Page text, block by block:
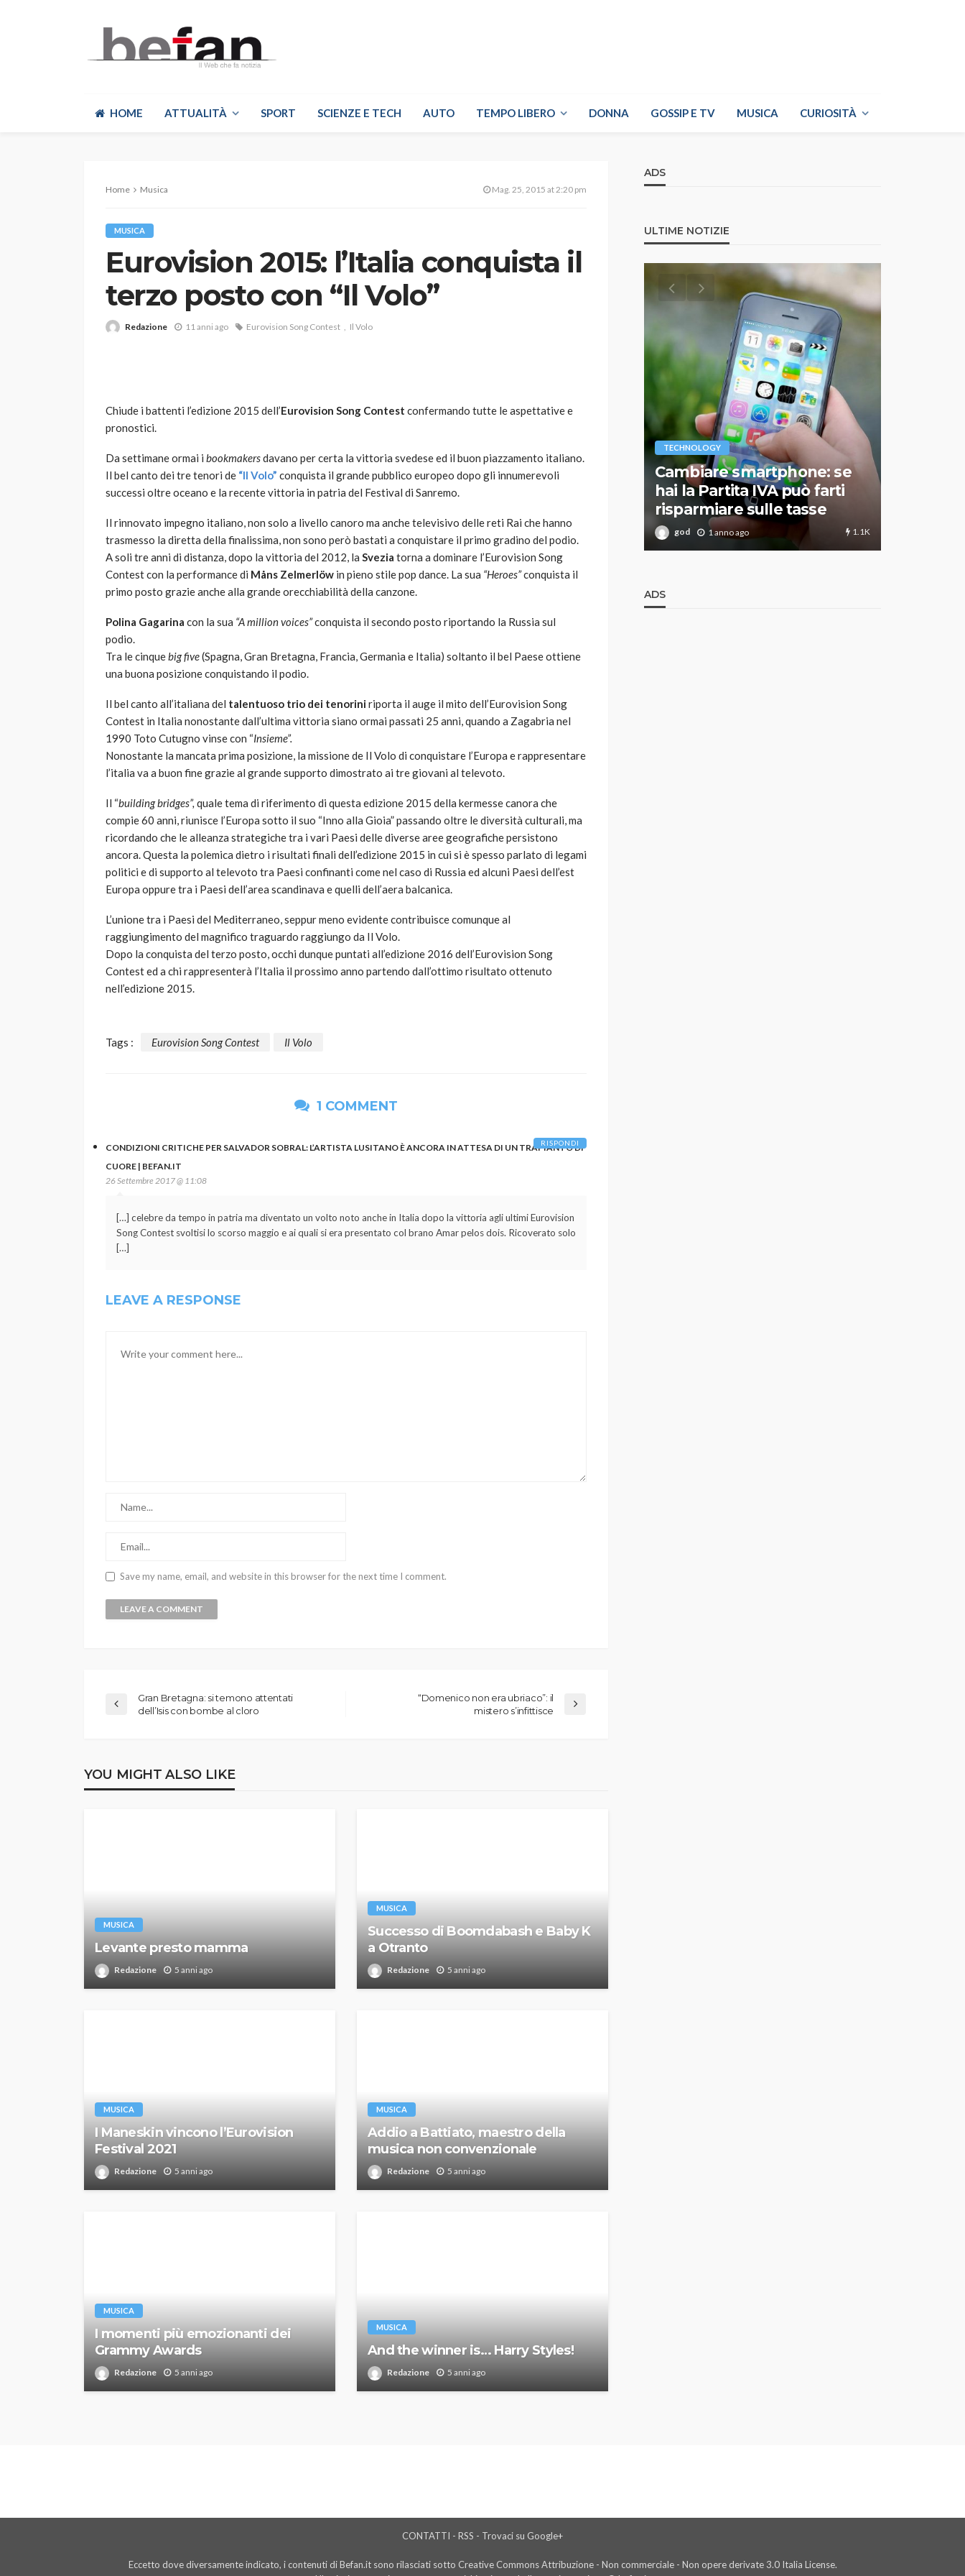
HOME ATTUALITÀ SPORT SCIENZE E TECH AUTO TEMPO LIBERO DONNA GOSSIP E TV MUSICA CURIOSITÀ
Home Musica Mag. 25, 2015 at 2:20 pm
MUSICA
Eurovision 2015: l’Italia conquista il
terzo posto con “Il Volo”
Redazione 11 anni ago Eurovision Song Contest Il Volo
Chiude i battenti l’edizione 2015 dell’Eurovision Song Contest confermando tutte le aspettative e
pronostici.
Da settimane ormai i bookmakersdavano per certa la vittoria svedese ed il buon piazzamento italiano.
Il bel canto dei tre tenori de “Il Volo” conquista il grande pubblico europeo dopo gli innumerevoli
successi oltre oceano e la recente vittoria in patria del Festival di Sanremo.
Il rinnovato impegno italiano, non solo a livello canoro ma anche televisivo delle reti Rai che hanno
trasmesso la diretta della finalissima, non sono però bastati a conquistare il primo gradino del podio.
A soli tre anni di distanza, dopo la vittoria del 2012, la Svezia torna a dominare l’Eurovision Song
Contest con la performance di Måns Zelmerlöw in pieno stile pop dance. La sua “Heroes”conquista il
primo posto grazie anche alla grande orecchiabilità della canzone.
Polina Gagarina con la sua “A million voices”conquista il secondo posto riportando la Russia sul
podio.
Tra le cinquebig five(Spagna, Gran Bretagna, Francia, Germania e Italia) soltanto il bel Paese ottiene
una buona posizione conquistando il podio.
Il bel canto all’italiana del talentuoso trio dei tenoriniriporta il auge il mito dell’Eurovision Song
Contest in Italia nonostante dall’ultima vittoria siano ormai passati 25 anni, quando a Zagabria nel
1990 Toto Cutugno vinse con “Insieme”.
Nonostante la mancata prima posizione, la missione de Il Volo di conquistare l’Europa e rappresentare
l’italia va a buon fine grazie al grande supporto dimostrato ai tre giovani al televoto.
Il “building bridges”, quale tema di riferimento di questa edizione 2015 della kermesse canora che
compie 60 anni, riunisce l’Europa sotto il suo “Inno alla Gioia” passando oltre le diversità culturali, ma
ricordando che le alleanza strategiche tra i vari Paesi delle diverse aree geografiche persistono
ancora. Questa la polemica dietro i risultati finali dell’edizione 2015 in cui si è spesso parlato di legami
politici e di supporto al televoto tra Paesi confinanti come nel caso di Russia ed alcuni Paesi dell’est
Europa oppure tra i Paesi dell’area scandinava e quelli dell’aera balcanica.
L’unione tra i Paesi del Mediterraneo, seppur meno evidente contribuisce comunque al
raggiungimento del magnifico traguardo raggiungo da Il Volo.
Dopo la conquista del terzo posto, occhi dunque puntati all’edizione 2016 dell’Eurovision Song
Contest ed a chi rappresenterà l’Italia il prossimo anno partendo dall’ottimo risultato ottenuto
nell’edizione 2015.
Tags : Eurovision Song Contest Il Volo
1 COMMENT
CONDIZIONI CRITICHE PER SALVADOR SOBRAL: L’ARTISTA LUSITANO È ANCORA IN ATTESA DI UN TRAPIANTO DI
CUORE | BEFAN.IT
26 Settembre 2017 @ 11:08
[…] celebre da tempo in patria ma diventato un volto noto anche in Italia dopo la vittoria agli ultimi Eurovision
Song Contest svoltisi lo scorso maggio e ai quali si era presentato col brano Amar pelos dois. Ricoverato solo
[…]
RISPONDI
LEAVE A RESPONSE
Save my name, email, and website in this browser for the next time I comment.
Gran Bretagna: si temono attentati
dell’Isis con bombe al cloro
“Domenico non era ubriaco”: il
mistero s’infittisce
YOU MIGHT ALSO LIKE
MUSICA
Levante presto mamma
Redazione 5 anni ago
MUSICA
Successo di Boomdabash e Baby K
a Otranto
Redazione 5 anni ago
MUSICA
I Maneskin vincono l’Eurovision
Festival 2021
Redazione 5 anni ago
MUSICA
Addio a Battiato, maestro della
musica non convenzionale
Redazione 5 anni ago
MUSICA
I momenti più emozionanti dei
Grammy Awards
Redazione 5 anni ago
MUSICA
And the winner is… Harry Styles!
Redazione 5 anni ago
ADS
ULTIME NOTIZIE
Robot tagliaerba: quale
1 anno ago
AUTO SPORT
Davis: tennis mondiale e
passione per
l’automobilismo
TECHNOLOGY
Cambiare smartphone: se
hai la Partita IVA può farti
risparmiare sulle tasse
god 1 anno ago 1.1K
ADS
CONTATTI - RSS - Trovaci su Google+
Eccetto dove diversamente indicato, i contenuti di Befan.it sono rilasciati sotto Creative Commons Attribuzione - Non commerciale - Non opere derivate 3.0 Italia License.